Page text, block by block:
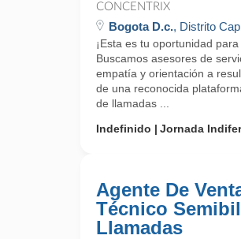
CONCENTRIX
Bogota D.c., Distrito
¡Esta es tu oportunidad
Buscamos asesores de
empatía y orientación a
de una reconocida
de llamadas ...
Indefinido
Jornada
Agente De
Técnico
Llamadas